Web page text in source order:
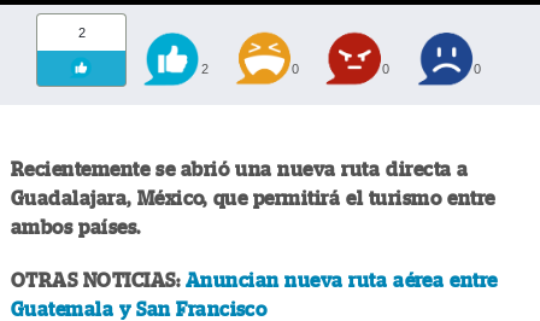
2
2 0 0 0
Recientemente se abrió una nueva ruta directa a
Guadalajara, México, que permitirá el turismo entre
ambos países.
OTRAS NOTICIAS: Anuncian nueva ruta aérea entre
Guatemala y San Francisco